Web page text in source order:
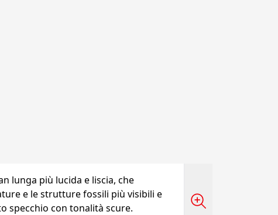
lunga più lucida e liscia, che
e le strutture fossili più visibili e
specchio con tonalità scure.